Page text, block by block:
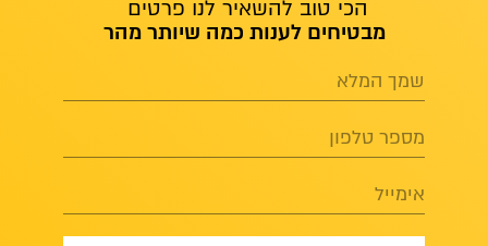
הכי טוב להשאיר לנו פרטים
מבטיחים לענות כמה שיותר מהר
שמך המלא
מספר טלפון
אימייל